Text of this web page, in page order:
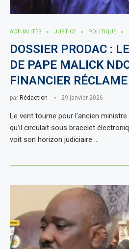
ACTUALITÈS JUSTICE POLITIQUE
DOSSIER PRODAC :
DE PAPE MALICK
FINANCIER RÉCLAME
par Rédaction 29 janvier 2026
Le vent tourne pour l’ancien
qu’il circulait sous bracelet
voit son horizon judiciaire …